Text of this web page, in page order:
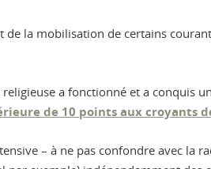
de la mobilisation de certains
a fonctionné et a conquis
de 10 points aux croyants
– à ne pas confondre avec la